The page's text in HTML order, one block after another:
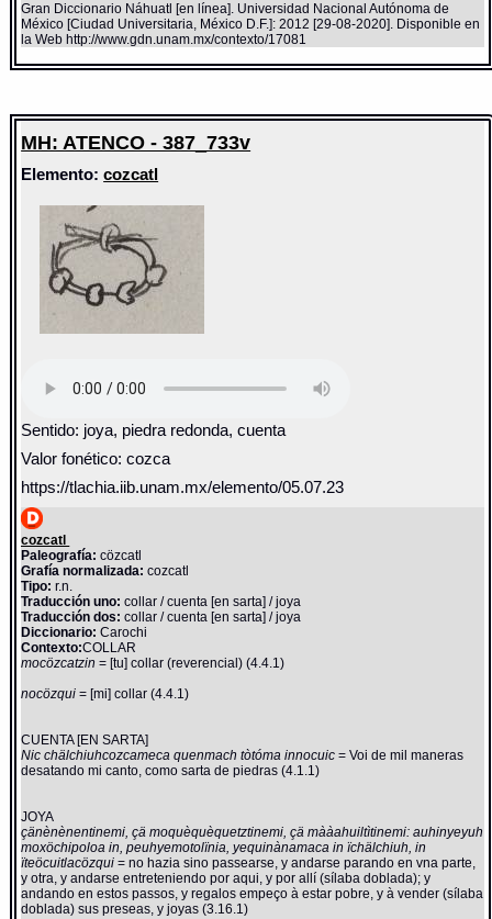
Gran Diccionario Náhuatl [en línea]. Universidad Nacional Autónoma de
México [Ciudad Universitaria, México D.F.]: 2012 [29-08-2020]. Disponible en
la Web http://www.gdn.unam.mx/contexto/17081
MH: ATENCO - 387_733v
Elemento:cozcatl
Sentido: joya, piedra redonda, cuenta
Valor fonético: cozca
https://tlachia.iib.unam.mx/elemento/05.07.23
cozcatl
Paleografía: cözcatl
Grafía normalizada: cozcatl
Tipo: r.n.
Traducción uno: collar / cuenta [en sarta] / joya
Traducción dos: collar / cuenta [en sarta] / joya
Diccionario:Carochi
Contexto:COLLAR
mocözcatzin= [tu] collar (reverencial) (4.4.1)
nocözqui= [mi] collar (4.4.1)
CUENTA [EN SARTA]
Nic chälchiuhcozcameca quenmach tòtóma innocuic= Voi de mil maneras
desatando mi canto, como sarta de piedras (4.1.1)
JOYA
çänènènentinemi, çä moquèquèquetztinemi, çä mààahuiltìtinemi: auhinyeyuh
moxöchipoloa in, peuhyemotolïnia, yequinànamaca in ïchälchiuh, in
ïteöcuitlacözqui= no hazia sino passearse, y andarse parando en vna parte,
y otra, y andarse entreteniendo por aqui, y por allí (sílaba doblada); y
andando en estos passos, y regalos empeço à estar pobre, y à vender (sílaba
doblada) sus preseas, y joyas (3.16.1)